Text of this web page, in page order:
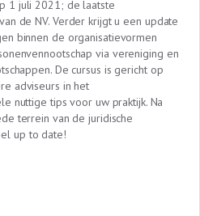
1 juli 2021; de laatste
de NV. Verder krijgt u een update
binnen de organisatievormen
via vereniging en
De cursus is gericht op
adviseurs in het
nuttige tips voor uw praktijk. Na
terrein van de juridische
up to date!